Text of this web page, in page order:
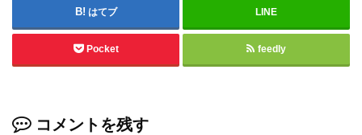
はてブ LINE
Pocket feedly
コメントを残す